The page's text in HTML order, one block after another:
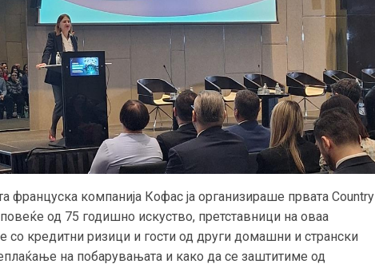
француска компанија Кофас ја организираше првата Country
од 75 годишно искуство, претставници на оваа
со кредитни ризици и гости од други домашни и странски
на побарувањата и како да се заштитиме од